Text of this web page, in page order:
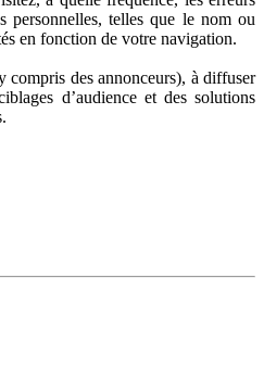
personnelles, telles que le nom ou
en fonction de votre navigation.
compris des annonceurs), à diffuser
d’audience et des solutions